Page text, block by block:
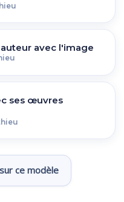
avec l'image
ses œuvres
ce modèle